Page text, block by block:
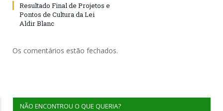
Resultado Final de Projetos e
Pontos de Cultura da Lei
Aldir Blanc
Os comentários estão fechados.
NÃO ENCONTROU O QUE QUERIA?